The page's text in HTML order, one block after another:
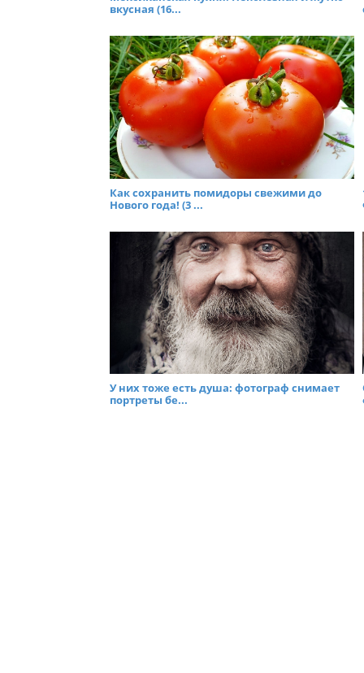
вкусная (16...
Как сохранить помидоры свежими до
Нового года! (3 ...
У них тоже есть душа: фотограф снимает
портреты бе...